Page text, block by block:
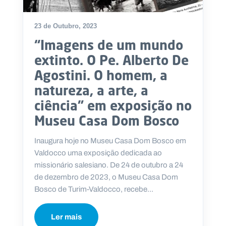
23 de Outubro, 2023
“Imagens de um mundo
extinto. O Pe. Alberto De
Agostini. O homem, a
natureza, a arte, a
ciência” em exposição no
Museu Casa Dom Bosco
Inaugura hoje no Museu Casa Dom Bosco em
Valdocco uma exposição dedicada ao
missionário salesiano. De 24 de outubro a 24
de dezembro de 2023, o Museu Casa Dom
Bosco de Turim-Valdocco, recebe...
Ler mais
O
R
T
A
L
N
A
C
I
N
A
S
a
l
e
s
i
a
n
o
s